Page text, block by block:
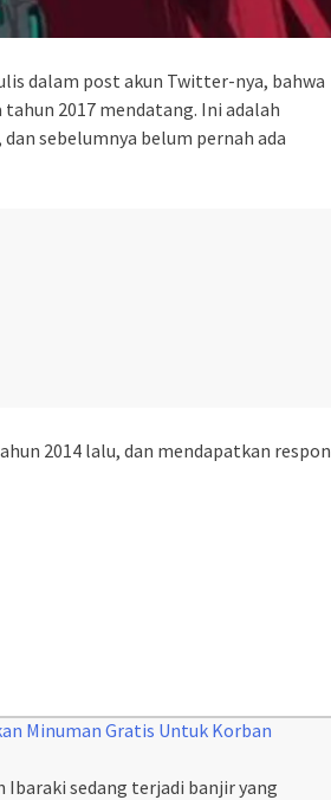
dalam post akun Twitter-nya, bahwa
2017 mendatang. Ini adalah
sebelumnya belum pernah ada
2014 lalu, dan mendapatkan respon
Minuman Gratis Untuk Korban
Ibaraki sedang terjadi banjir yang